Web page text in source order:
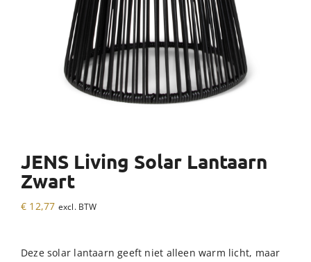
JENS Living Solar Lantaarn
Zwart
€ 12,77 excl. BTW
Deze solar lantaarn geeft niet alleen warm licht, maar